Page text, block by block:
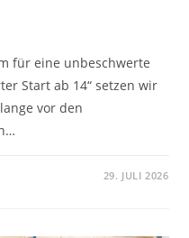
für eine unbeschwerte
Start ab 14“ setzen wir
vor den
29. JULI 2026